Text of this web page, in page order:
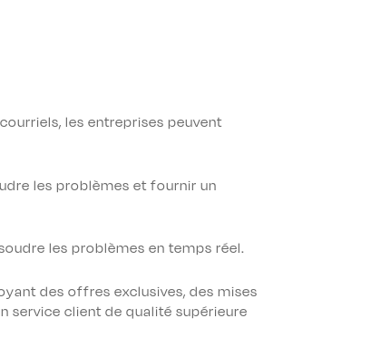
les entreprises peuvent
les problèmes et fournir un
les problèmes en temps réel.
des offres exclusives, des mises
service client de qualité supérieure